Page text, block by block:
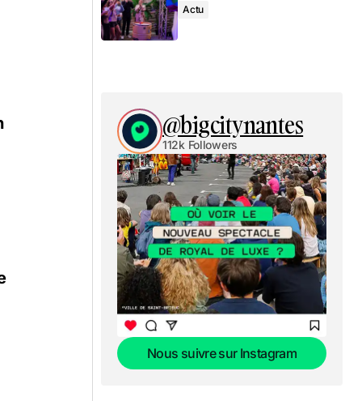
Actu
@bigcitynantes
112k Followers
Nous suivre sur Instagram